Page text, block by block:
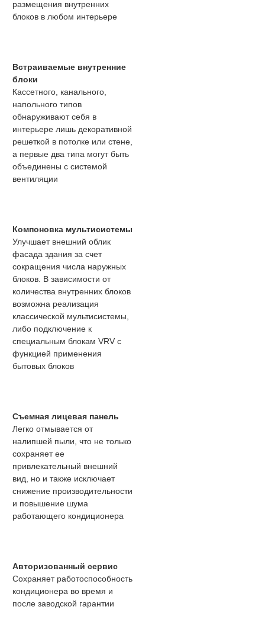
размещения внутренних
блоков в любом интерьере
Встраиваемые внутренние
блоки
Кассетного, канального,
напольного типов
обнаруживают себя в
интерьере лишь декоративной
решеткой в потолке или стене,
а первые два типа могут быть
объединены с системой
вентиляции
Компоновка мультисистемы
Улучшает внешний облик
фасада здания за счет
сокращения числа наружных
блоков. В зависимости от
количества внутренних блоков
возможна реализация
классической мультисистемы,
либо подключение к
специальным блокам VRV с
функцией применения
бытовых блоков
Съемная лицевая панель
Легко отмывается от
налипшей пыли, что не только
сохраняет ее
привлекательный внешний
вид, но и также исключает
снижение производительности
и повышение шума
работающего кондиционера
Авторизованный сервис
Сохраняет работоспособность
кондиционера во время и
после заводской гарантии